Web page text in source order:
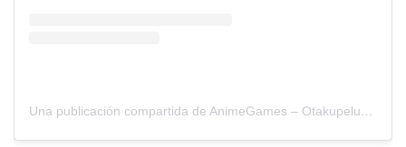
Una publicación compartida de AnimeGames – Otakupeluzza® (@feriaanimegames)